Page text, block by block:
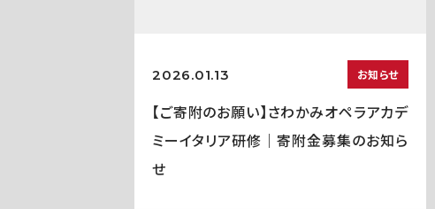
2026.01.13 お知らせ
【ご寄附のお願い】さわかみオペラアカデ
ミーイタリア研修｜寄附金募集のお知ら
せ